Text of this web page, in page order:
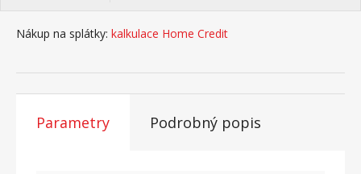
Nákup na splátky: kalkulace Home Credit
Parametry Podrobný popis